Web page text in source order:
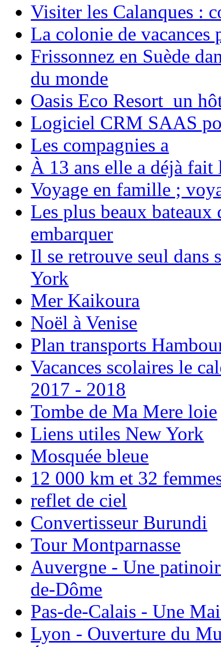
Visiter les Calanques :
La colonie de vacances
Frissonnez en Suède
du monde
Oasis Eco Resort un
Logiciel CRM SAAS
Les compagnies a
À 13 ans elle a déjà
Voyage en famille ;
Les plus beaux bateaux
embarquer
Il se retrouve seul dans
York
Mer Kaikoura
Noël à Venise
Plan transports
Vacances scolaires le
2017 - 2018
Tombe de Ma Mere loie
Liens utiles New York
Mosquée bleue
12 000 km et 32
reflet de ciel
Convertisseur Burundi
Tour Montparnasse
Auvergne - Une
de-Dôme
Pas-de-Calais - Une
Lyon - Ouverture du